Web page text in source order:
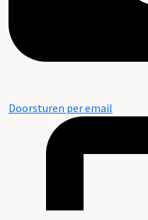
Doorsturen per email